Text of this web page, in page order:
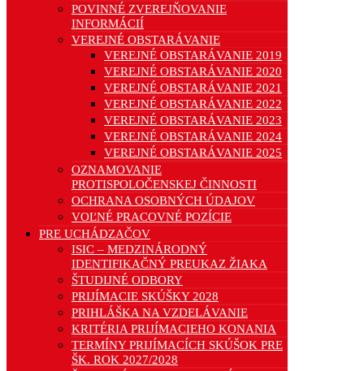
POVINNÉ ZVEREJŇOVANIE
INFORMÁCIÍ
VEREJNÉ OBSTARÁVANIE
VEREJNÉ OBSTARÁVANIE 2019
VEREJNÉ OBSTARÁVANIE 2020
VEREJNÉ OBSTARÁVANIE 2021
VEREJNÉ OBSTARÁVANIE 2022
VEREJNÉ OBSTARÁVANIE 2023
VEREJNÉ OBSTARÁVANIE 2024
VEREJNÉ OBSTARÁVANIE 2025
OZNAMOVANIE
PROTISPOLOČENSKEJ ČINNOSTI
OCHRANA OSOBNÝCH ÚDAJOV
VOĽNÉ PRACOVNÉ POZÍCIE
PRE UCHÁDZAČOV
ISIC – MEDZINÁRODNÝ
IDENTIFIKAČNÝ PREUKAZ ŽIAKA
ŠTUDIJNÉ ODBORY
PRIJÍMACIE SKÚŠKY 2028
PRIHLÁŠKA NA VZDELÁVANIE
KRITÉRIA PRIJÍMACIEHO KONANIA
TERMÍNY PRIJÍMACÍCH SKÚŠOK PRE
ŠK. ROK 2027/2028